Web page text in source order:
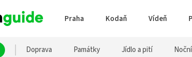
Praha Kodaň Vídeň
Doprava Památky Jídlo a pití